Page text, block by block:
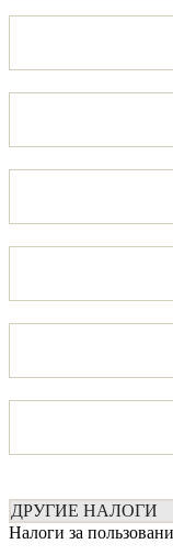
ДРУГИЕ НАЛОГИ
Налоги за